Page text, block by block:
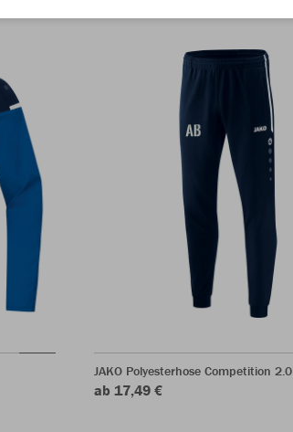
JAKO Polyesterhose Competition 2.0
ab 17,49 €